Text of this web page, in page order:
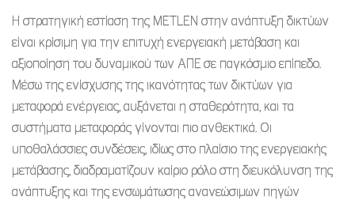
Η στρατηγική εστίαση της METLEN στην ανάπτυξη δικτύων
είναι κρίσιμη για την επιτυχή ενεργειακή μετάβαση και
αξιοποίηση του δυναμικού των ΑΠΕ σε παγκόσμιο επίπεδο.
Μέσω της ενίσχυσης της ικανότητας των δικτύων για
μεταφορά ενέργειας, αυξάνεται η σταθερότητα, και τα
συστήματα μεταφοράς γίνονται πιο ανθεκτικά. Οι
υποθαλάσσιες συνδέσεις, ιδίως στο πλαίσιο της ενεργειακής
μετάβασης, διαδραματίζουν καίριο ρόλο στη διευκόλυνση της
ανάπτυξης και της ενσωμάτωσης ανανεώσιμων πηγών